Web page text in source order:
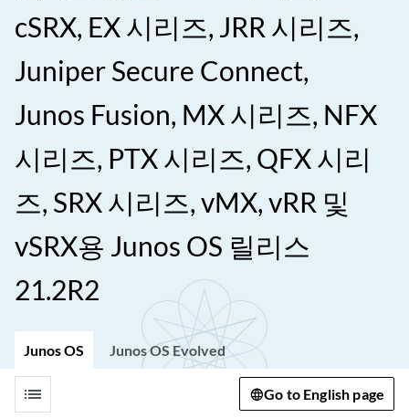
cSRX, EX 시리즈, JRR 시리즈,
Juniper Secure Connect,
Junos Fusion, MX 시리즈, NFX
시리즈, PTX 시리즈, QFX 시리
즈, SRX 시리즈, vMX, vRR 및
vSRX용 Junos OS 릴리스
21.2R2
Junos OS Junos OS Evolved
list Go to English page